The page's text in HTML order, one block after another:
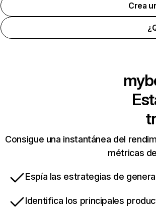
Crea
Consigue una instantánea del
métricas
Espía las estrategias de
Identifica los principales